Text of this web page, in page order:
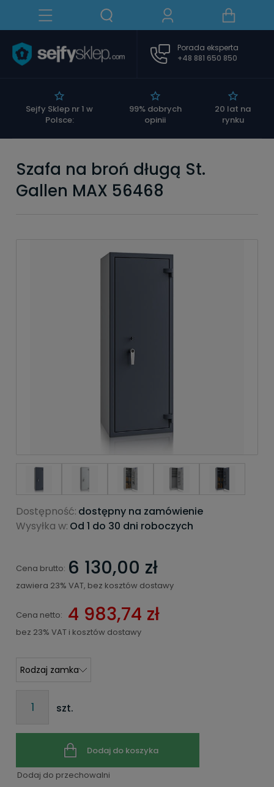
Sejfy Sklep nr 1 w
Polsce:
99% dobrych
opinii
20 lat na
rynku
Porada eksperta
+48 881 650 850
Szafa na broń długą St.
Gallen MAX 56468
Dostępność: dostępny na zamówienie
Wysyłka w: Od 1 do 30 dni roboczych
Cena brutto: 6 130,00 zł
zawiera 23% VAT, bez kosztów dostawy
Cena netto: 4 983,74 zł
bez 23% VAT i kosztów dostawy
szt.
Dodaj do koszyka
Dodaj do przechowalni